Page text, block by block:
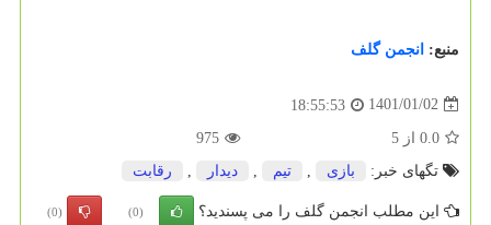
منبع: انجمن گلف
1401/01/02
18:55:53
0.0 از 5
975
تگهای خبر:
بازی تیم دیدار رقابت
این مطلب انجمن گلف را می پسندید؟ (0)
(0)